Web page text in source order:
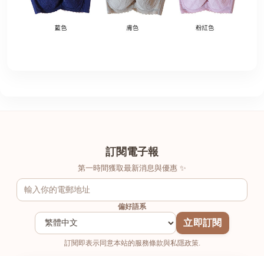
訂閱電子報
第一時間獲取最新消息與優惠 ✨
偏好語系
立即訂閱
訂閱即表示同意本站的服務條款與私隱政策.